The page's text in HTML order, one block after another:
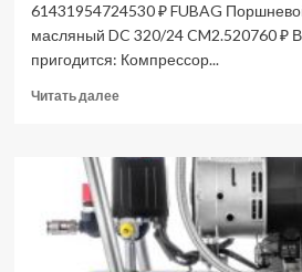
61431954724530 ₽ FUBAG
масляный DC 320/24 CM2.520760 ₽
пригодится: Компрессор...
Читать далееПрочитать
Компрессор
поршневой
DC
320/50
CM2,5